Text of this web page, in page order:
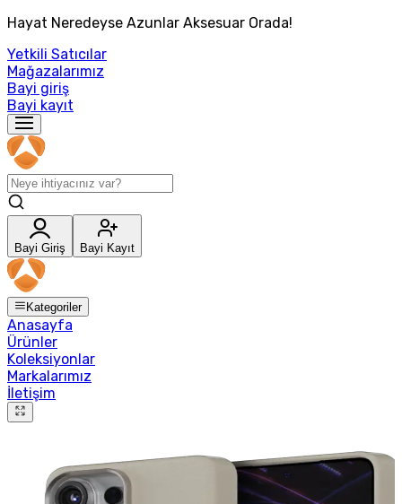
Hayat Neredeyse Azunlar Aksesuar Orada!
Yetkili Satıcılar
Mağazalarımız
Bayi giriş
Bayi kayıt
Bayi Giriş Bayi Kayıt
Kategoriler
Anasayfa
Ürünler
Koleksiyonlar
Markalarımız
İletişim